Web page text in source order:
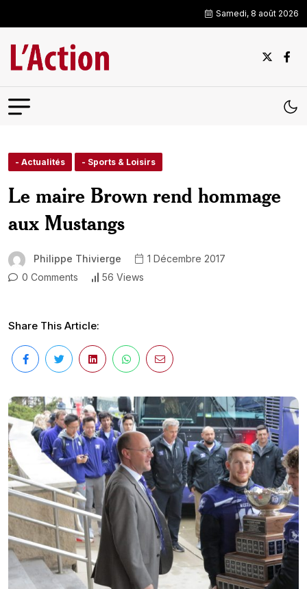
Samedi, 8 août 2026
- Actualités - Sports & Loisirs
Le maire Brown rend hommage
aux Mustangs
Philippe Thivierge
1 Décembre 2017
0 Comments
56 Views
Share This Article: